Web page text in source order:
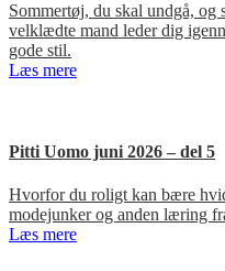
Sommertøj, du skal undgå, og
velklædte mand leder dig
gode stil.
Læs mere
Pitti Uomo juni 2026 – del 5
Hvorfor du roligt kan bære
modejunker og anden læring
Læs mere